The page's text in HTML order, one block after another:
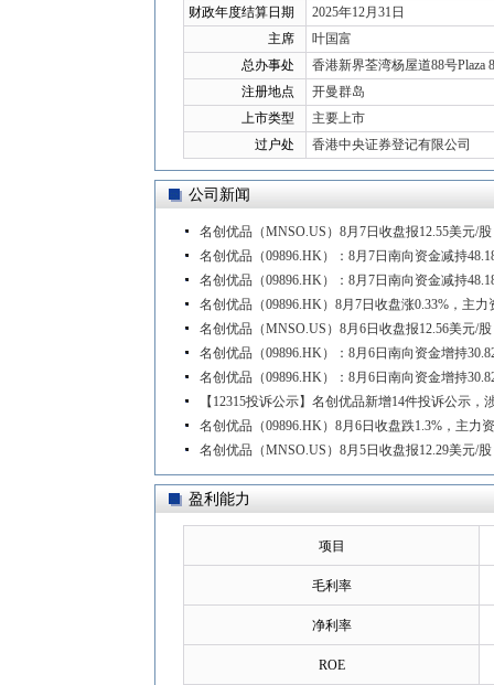
财政年度结算日期
2025年12月31日
主席
叶国富
总办事处
香港新界荃湾杨屋道88号Plaza
注册地点
开曼群岛
上市类型
主要上市
过户处
香港中央证券登记有限公司
公司新闻
名创优品（MNSO.US）8月7日收盘报12.55美元/股
名创优品（09896.HK）：8月7日南向资金减持
名创优品（09896.HK）：8月7日南向资金减持
名创优品（09896.HK）8月7日收盘涨0.33%，主力
名创优品（MNSO.US）8月6日收盘报12.56美元/股
名创优品（09896.HK）：8月6日南向资金增持
名创优品（09896.HK）：8月6日南向资金增持
【12315投诉公示】名创优品新增14件投诉公示
名创优品（09896.HK）8月6日收盘跌1.3%，主力
名创优品（MNSO.US）8月5日收盘报12.29美元/股
盈利能力
项目
毛利率
净利率
ROE